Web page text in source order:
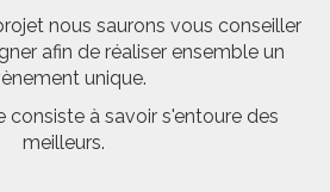
nous saurons vous conseiller
afin de réaliser ensemble un
unique.
consiste à savoir s'entoure des
meilleurs.